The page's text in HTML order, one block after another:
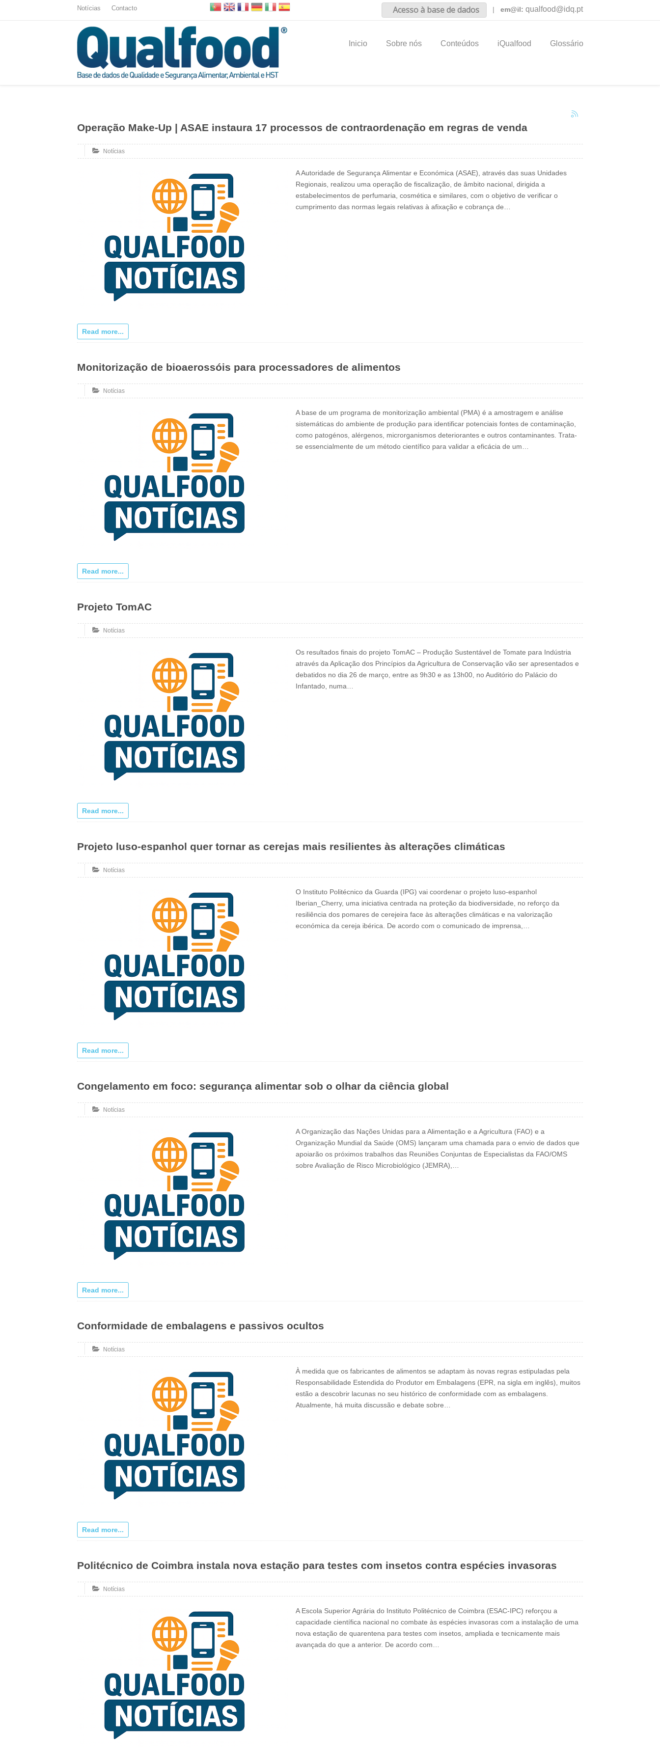
Notícias Contacto Acesso à base de dados | em@il: qualfood@idq.pt
Inicio Sobre nós Conteúdos iQualfood Glossário
Operação Make-Up | ASAE instaura 17 processos de contraordenação em regras de venda
Notícias
A Autoridade de Segurança Alimentar e Económica (ASAE), através das suas Unidades
Regionais, realizou uma operação de fiscalização, de âmbito nacional, dirigida a
estabelecimentos de perfumaria, cosmética e similares, com o objetivo de verificar o
cumprimento das normas legais relativas à afixação e cobrança de…
Read more...
Monitorização de bioaerossóis para processadores de alimentos
Notícias
A base de um programa de monitorização ambiental (PMA) é a amostragem e análise
sistemáticas do ambiente de produção para identificar potenciais fontes de contaminação,
como patogénos, alérgenos, microrganismos deteriorantes e outros contaminantes. Trata-
se essencialmente de um método científico para validar a eficácia de um…
Read more...
Projeto TomAC
Notícias
Os resultados finais do projeto TomAC – Produção Sustentável de Tomate para Indústria
através da Aplicação dos Princípios da Agricultura de Conservação vão ser apresentados e
debatidos no dia 26 de março, entre as 9h30 e as 13h00, no Auditório do Palácio do
Infantado, numa…
Read more...
Projeto luso-espanhol quer tornar as cerejas mais resilientes às alterações climáticas
Notícias
O Instituto Politécnico da Guarda (IPG) vai coordenar o projeto luso-espanhol
Iberian_Cherry, uma iniciativa centrada na proteção da biodiversidade, no reforço da
resiliência dos pomares de cerejeira face às alterações climáticas e na valorização
económica da cereja ibérica. De acordo com o comunicado de imprensa,…
Read more...
Congelamento em foco: segurança alimentar sob o olhar da ciência global
Notícias
A Organização das Nações Unidas para a Alimentação e a Agricultura (FAO) e a
Organização Mundial da Saúde (OMS) lançaram uma chamada para o envio de dados que
apoiarão os próximos trabalhos das Reuniões Conjuntas de Especialistas da FAO/OMS
sobre Avaliação de Risco Microbiológico (JEMRA),…
Read more...
Conformidade de embalagens e passivos ocultos
Notícias
À medida que os fabricantes de alimentos se adaptam às novas regras estipuladas pela
Responsabilidade Estendida do Produtor em Embalagens (EPR, na sigla em inglês), muitos
estão a descobrir lacunas no seu histórico de conformidade com as embalagens.
Atualmente, há muita discussão e debate sobre…
Read more...
Politécnico de Coimbra instala nova estação para testes com insetos contra espécies invasoras
Notícias
A Escola Superior Agrária do Instituto Politécnico de Coimbra (ESAC-IPC) reforçou a
capacidade científica nacional no combate às espécies invasoras com a instalação de uma
nova estação de quarentena para testes com insetos, ampliada e tecnicamente mais
avançada do que a anterior. De acordo com…